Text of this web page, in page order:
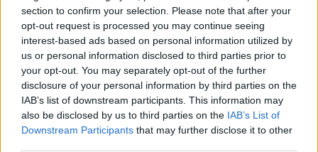
section to confirm your selection. Please note that after your
opt-out request is processed you may continue seeing
interest-based ads based on personal information utilized by
us or personal information disclosed to third parties prior to
your opt-out. You may separately opt-out of the further
disclosure of your personal information by third parties on the
IAB’s list of downstream participants. This information may
also be disclosed by us to third parties on the IAB’s List of
Downstream Participants that may further disclose it to other
BIANCO
ASSICURAZIONI
SRL
1-2 milioni Orta Nova
PRATO ERBOSO
SRL
2-5 milioni
COOPERATIVA
AGRICOLA
COLELLA LUCIA A